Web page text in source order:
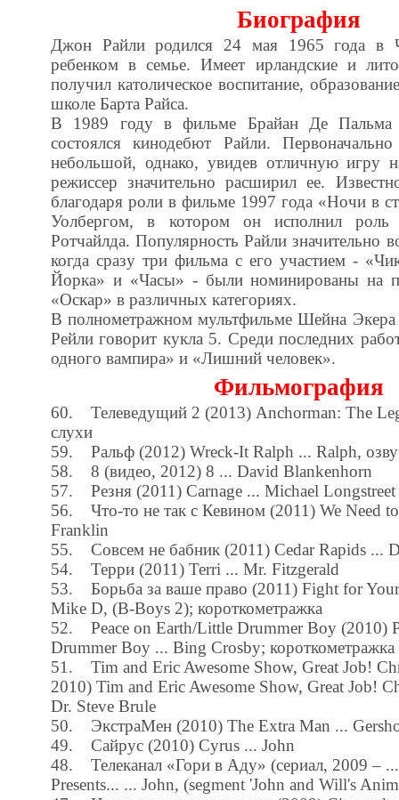
Биография
Джон Райли родился 24 мая 1965 года в
ребенком в семье. Имеет ирландские и
получил католическое воспитание,
школе Барта Райса.
В 1989 году в фильме Брайан Де Пальма
состоялся кинодебют Райли.
небольшой, однако, увидев отличную игру
режиссер значительно расширил ее.
благодаря роли в фильме 1997 года «Ночи в
Уолбергом, в котором он исполнил роль
Ротчайлда. Популярность Райли значительно
когда сразу три фильма с его участием -
Йорка» и «Часы» - были номинированы на
«Оскар» в различных категориях.
В полнометражном мультфильме Шейна
Рейли говорит кукла 5. Среди последних
одного вампира» и «Лишний человек».
Фильмография
60. Телеведущий 2 (2013) Anchorman: The
слухи
59. Ральф (2012) Wreck-It Ralph ... Ralph,
58. 8 (видео, 2012) 8 ... David Blankenhorn
57. Резня (2011) Carnage ... Michael Longstreet
56. Что-то не так с Кевином (2011) We Need
Franklin
55. Совсем не бабник (2011) Cedar Rapids ...
54. Терри (2011) Terri ... Mr. Fitzgerald
53. Борьба за ваше право (2011) Fight for
Mike D, (B-Boys 2); короткометражка
52. Peace on Earth/Little Drummer Boy (2010)
Drummer Boy ... Bing Crosby; короткометражка
51. Tim and Eric Awesome Show, Great Job!
2010) Tim and Eric Awesome Show, Great Job!
Dr. Steve Brule
50. ЭкстраМен (2010) The Extra Man ...
49. Сайрус (2010) Cyrus ... John
48. Телеканал «Гори в Аду» (сериал, 2009 –
Presents... ... John, (segment 'John and Will's